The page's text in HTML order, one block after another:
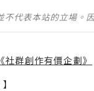
代表本站的立場。
社群創作有價企劃》